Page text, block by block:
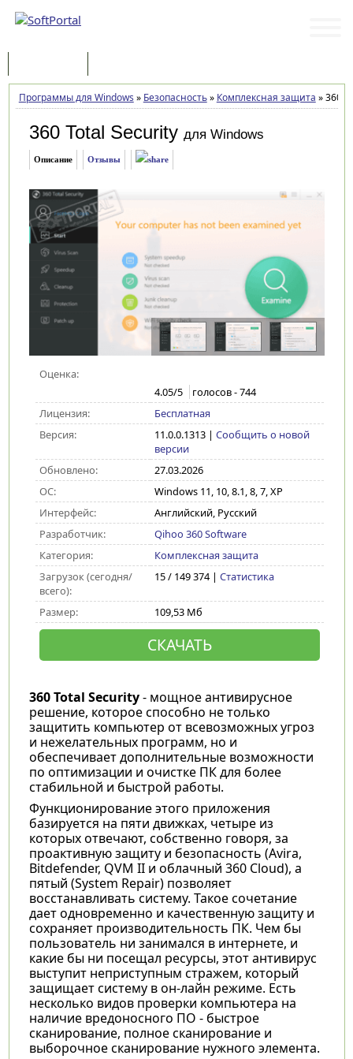
Программы для Windows » Безопасность» Комплексная защита »360
360 Total Security для Windows
Описание Отзывы
Оценка:
4.05/5 голосов -744
Лицензия:
Бесплатная
Версия:
11.0.0.1313| Сообщить о новой
версии
Обновлено:
27.03.2026
ОС:
Windows 11, 10, 8.1, 8, 7, XP
Интерфейс:
Английский, Русский
Разработчик:
Qihoo 360 Software
Категория:
Комплексная защита
Загрузок (сегодня/
всего):
15 / 149 374 | Статистика
Размер: 109,53 Мб
СКАЧАТЬ
360 Total Security- мощное антивирусное
решение, которое способно не только
защитить компьютер от всевозможных угроз
и нежелательных программ, но и
обеспечивает дополнительные возможности
по оптимизации и очистке ПК для более
стабильной и быстрой работы.
Функционирование этого приложения
базируется на пяти движках, четыре из
которых отвечают, собственно говоря, за
проактивную защиту и безопасность (Avira,
Bitdefender, QVM II и облачный 360 Cloud), а
пятый (System Repair) позволяет
восстанавливать систему. Такое сочетание
дает одновременно и качественную защиту и
сохраняет производительность ПК. Чем бы
пользователь ни занимался в интернете, и
какие бы ни посещал ресурсы, этот антивирус
выступит неприступным стражем, который
защищает систему в он-лайн режиме. Есть
несколько видов проверки компьютера на
наличие вредоносного ПО - быстрое
сканирование, полное сканирование и
выборочное сканирование нужного элемента.